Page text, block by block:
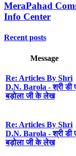
MeraPahad
Info Center
Recent posts
Message
Re: Articles By Shri
D.N. Barola - श्री डी
बड़ोला जी के लेख
Re: Articles By Shri
D.N. Barola - श्री डी
बड़ोला जी के लेख